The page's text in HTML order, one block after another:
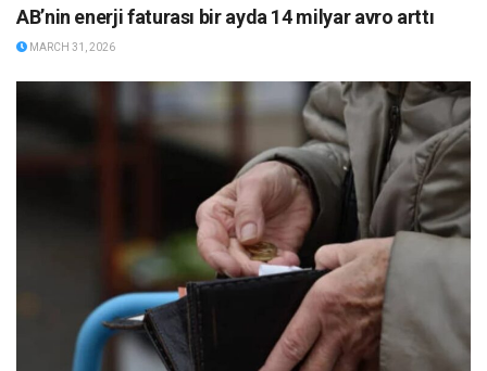
AB’nin enerji faturası bir ayda 14 milyar avro arttı
MARCH 31, 2026